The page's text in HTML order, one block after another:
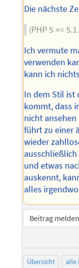
Die nächste
(PHP 5 >=
Ich vermute
verwenden
kann ich
In dem Stil ist
kommt, dass
nicht
führt zu einer
wieder
und etwas
auskennt,
alles
Beitrag melden
Übersicht alle